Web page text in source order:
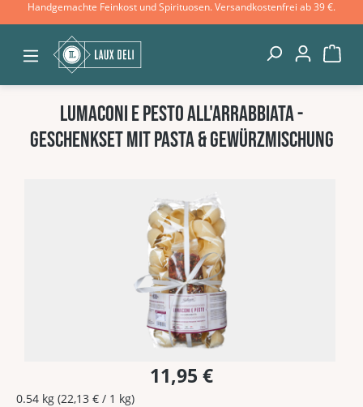
Zum Hauptinhalt springen
Handgemachte Feinkost und Spirituosen. Versandkostenfrei ab 39 €.
Lumaconi e Pesto all'Arrabbiata -
Geschenkset mit Pasta & Gewürzmischung
11,95 €
0.54 kg (22,13 € / 1 kg)